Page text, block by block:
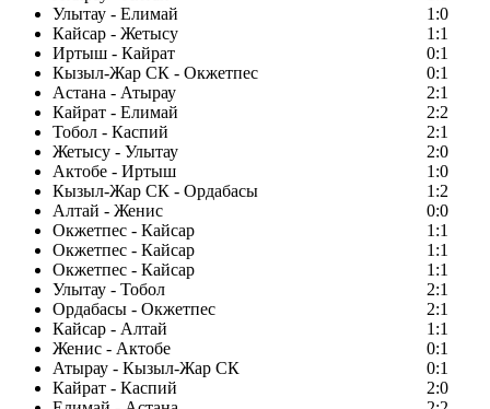
Улытау - Елимай
1:0
Кайсар - Жетысу
1:1
Иртыш - Кайрат
0:1
Кызыл-Жар СК - Окжетпес
0:1
Астана - Атырау
2:1
Кайрат - Елимай
2:2
Тобол - Каспий
2:1
Жетысу - Улытау
2:0
Актобе - Иртыш
1:0
Кызыл-Жар СК - Ордабасы
1:2
Алтай - Женис
0:0
Окжетпес - Кайсар
1:1
Окжетпес - Кайсар
1:1
Окжетпес - Кайсар
1:1
Улытау - Тобол
2:1
Ордабасы - Окжетпес
2:1
Кайсар - Алтай
1:1
Женис - Актобе
0:1
Атырау - Кызыл-Жар СК
0:1
Кайрат - Каспий
2:0